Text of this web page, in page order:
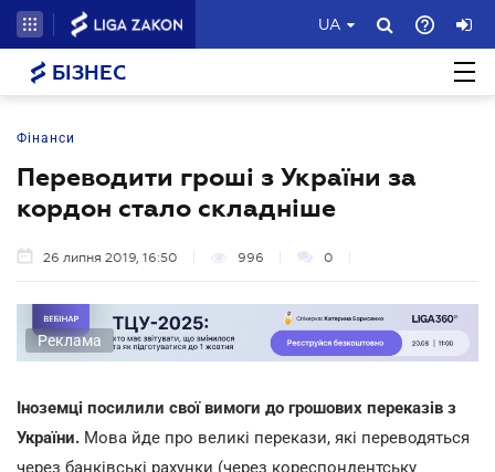
UA
БІЗНЕС
Фінанси
Переводити гроші з України за
кордон стало складніше
26 липня 2019, 16:50 996 0
Реклама
Іноземці посилили свої вимоги до грошових переказів з
України. Мова йде про великі перекази, які переводяться
через банківські рахунки (через кореспондентську